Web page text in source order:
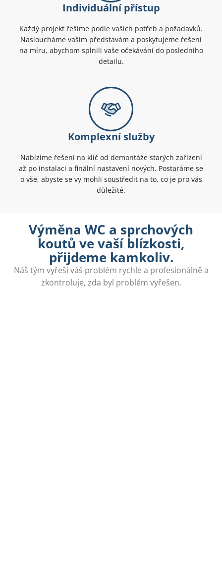
Individuální přístup
Každý projekt řešíme podle vašich potřeb a požadavků.
Nasloucháme vašim představám a poskytujeme řešení
na míru, abychom splnili vaše očekávání do posledního
detailu.
Komplexní služby
Nabízíme řešení na klíč od demontáže starých zařízení
až po instalaci a finální nastavení nových. Postaráme se
o vše, abyste se vy mohli soustředit na to, co je pro vás
důležité.
Výměna WC a sprchových
koutů ve vaší blízkosti,
přijdeme kamkoliv.
Náš tým vyřeší váš problém rychle a profesionálně a
zkontroluje, zda byl problém vyřešen.